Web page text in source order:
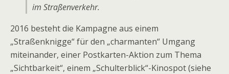
im Straßenverkehr.
2016 besteht die Kampagne aus einem
„Straßenknigge“ für den „charmanten“ Umgang
miteinander, einer Postkarten-Aktion zum Thema
„Sichtbarkeit“, einem „Schulterblick“-Kinospot (siehe